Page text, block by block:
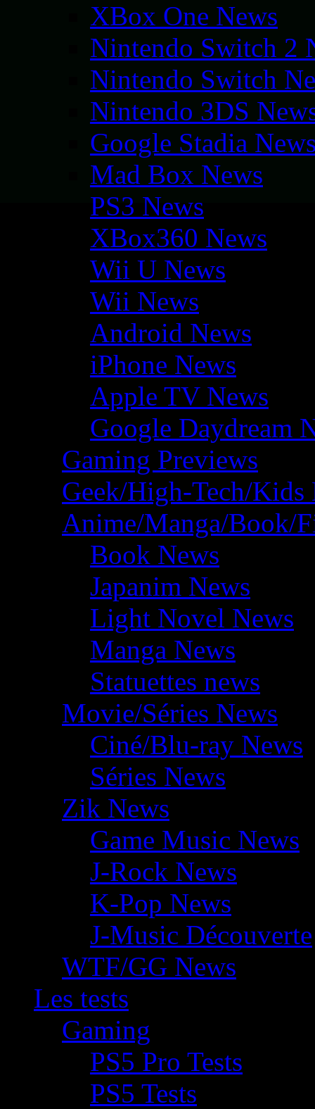
XBox One News
Nintendo Switch 2
Nintendo Switch
Nintendo 3DS
Google Stadia
Mad Box News
PS3 News
XBox360 News
Wii U News
Wii News
Android News
iPhone News
Apple TV News
Google Daydream
Gaming Previews
Geek/High-Tech/Kids
Anime/Manga/Book/
Book News
Japanim News
Light Novel News
Manga News
Statuettes news
Movie/Séries News
Ciné/Blu-ray News
Séries News
Zik News
Game Music News
J-Rock News
K-Pop News
J-Music Découverte
WTF/GG News
Les tests
Gaming
PS5 Pro Tests
PS5 Tests